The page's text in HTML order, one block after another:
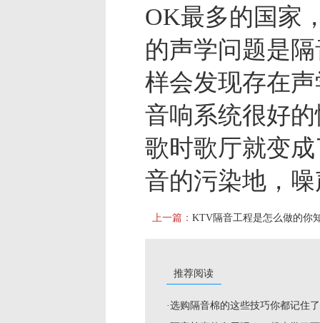
OK最多的国家
的声学问题是
样会发现存在
音响系统很好
歌时歌厅就变
音的污染地，
上一篇： KTV隔音工程是怎么做的你
推荐阅读
·选购隔音棉的这些技巧你都记住